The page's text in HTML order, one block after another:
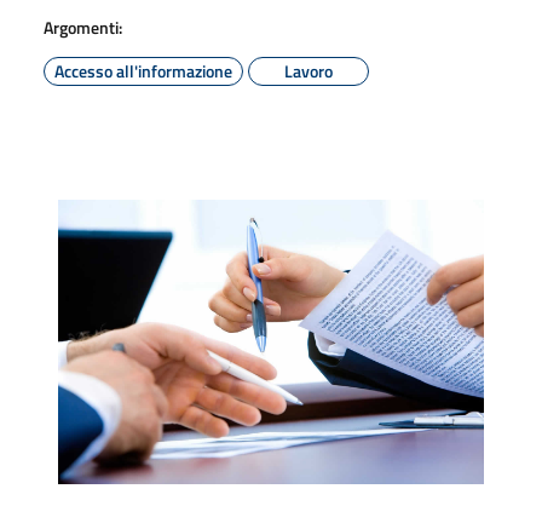
Argomenti:
Accesso all'informazione
Lavoro